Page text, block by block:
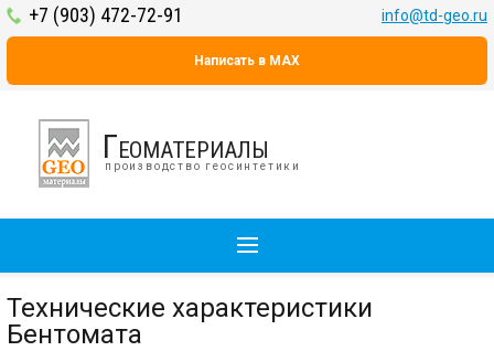
+7 (903) 472-72-91 info@td-geo.ru
Написать в MAX
Геоматериалы
производство геосинтетики
Технические характеристики
Бентомата